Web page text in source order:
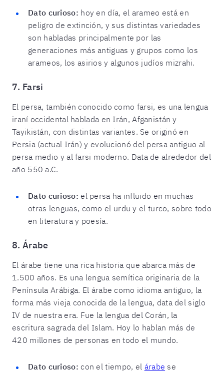
Dato curioso: hoy en día, el arameo está en
peligro de extinción, y sus distintas variedades
son habladas principalmente por las
generaciones más antiguas y grupos como los
arameos, los asirios y algunos judíos mizrahi.
7. Farsi
El persa, también conocido como farsi, es una lengua
iraní occidental hablada en Irán, Afganistán y
Tayikistán, con distintas variantes. Se originó en
Persia (actual Irán) y evolucionó del persa antiguo al
persa medio y al farsi moderno. Data de alrededor del
año 550 a.C.
Dato curioso: el persa ha influido en muchas
otras lenguas, como el urdu y el turco, sobre todo
en literatura y poesía.
8. Árabe
El árabe tiene una rica historia que abarca más de
1.500 años. Es una lengua semítica originaria de la
Península Arábiga. El árabe como idioma antiguo, la
forma más vieja conocida de la lengua, data del siglo
IV de nuestra era. Fue la lengua del Corán, la
escritura sagrada del Islam. Hoy lo hablan más de
420 millones de personas en todo el mundo.
Dato curioso: con el tiempo, el árabe se